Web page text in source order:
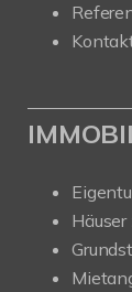
Häuser